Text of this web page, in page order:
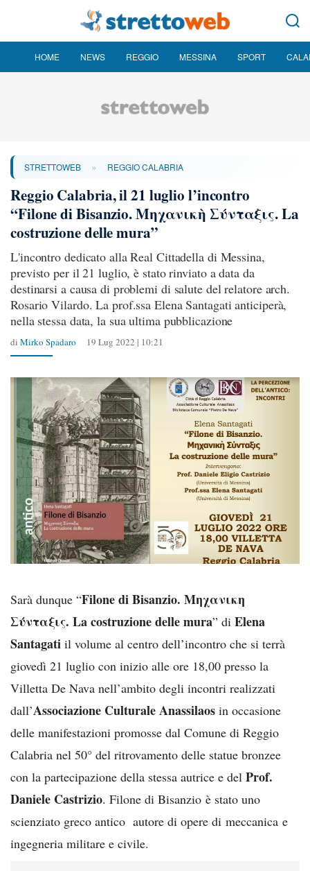
HOME NEWS REGGIO MESSINA SPORT
STRETTOWEB » REGGIO CALABRIA
Reggio Calabria, il 21 luglio l’incontro
“Filone di Bisanzio. Μηχανικὴ Σύνταξις. La
costruzione delle mura”
L'incontro dedicato alla Real Cittadella di Messina,
previsto per il 21 luglio, è stato rinviato a data da
destinarsi a causa di problemi di salute del relatore arch.
Rosario Vilardo. La prof.ssa Elena Santagati anticiperà,
nella stessa data, la sua ultima pubblicazione
di Mirko Spadaro 19 Lug 2022 | 10:21
Sarà dunque “Filone di Bisanzio. Μηχανικη
Σύνταξις. La costruzione delle mura” di Elena
Santagati il volume al centro dell’incontro che si terrà
giovedì 21 luglio con inizio alle ore 18,00 presso la
Villetta De Nava nell’ambito degli incontri realizzati
dall’Associazione Culturale Anassilaos in occasione
delle manifestazioni promosse dal Comune di Reggio
Calabria nel 50° del ritrovamento delle statue bronzee
con la partecipazione della stessa autrice e del Prof.
Daniele Castrizio. Filone di Bisanzio è stato uno
scienziato greco antico autore di opere di meccanica e
ingegneria militare e civile.